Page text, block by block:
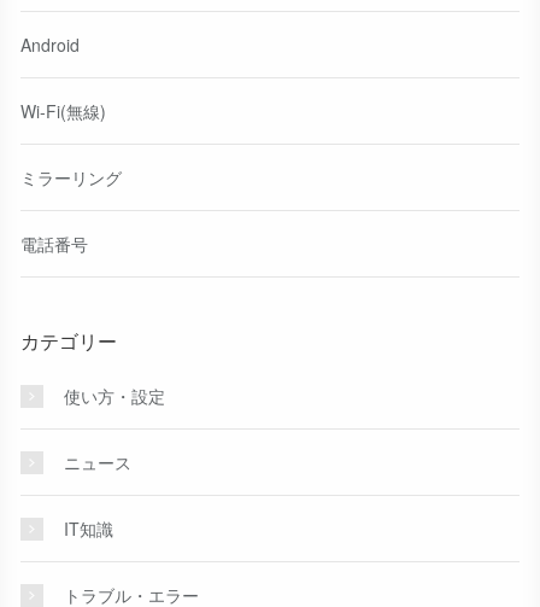
Android
Wi-Fi(無線)
ミラーリング
電話番号
カテゴリー
使い方・設定
ニュース
IT知識
トラブル・エラー